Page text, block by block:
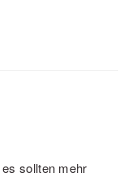
sollten mehr